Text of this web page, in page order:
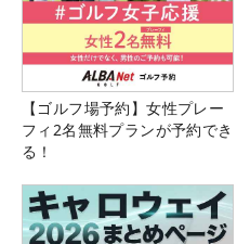
【ゴルフ場予約】女性プレー
フィ2名無料プランが予約でき
る！